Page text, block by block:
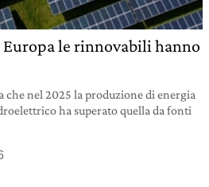
le rinnovabili hanno
che nel 2025 la produzione di energia
ha superato quella da fonti